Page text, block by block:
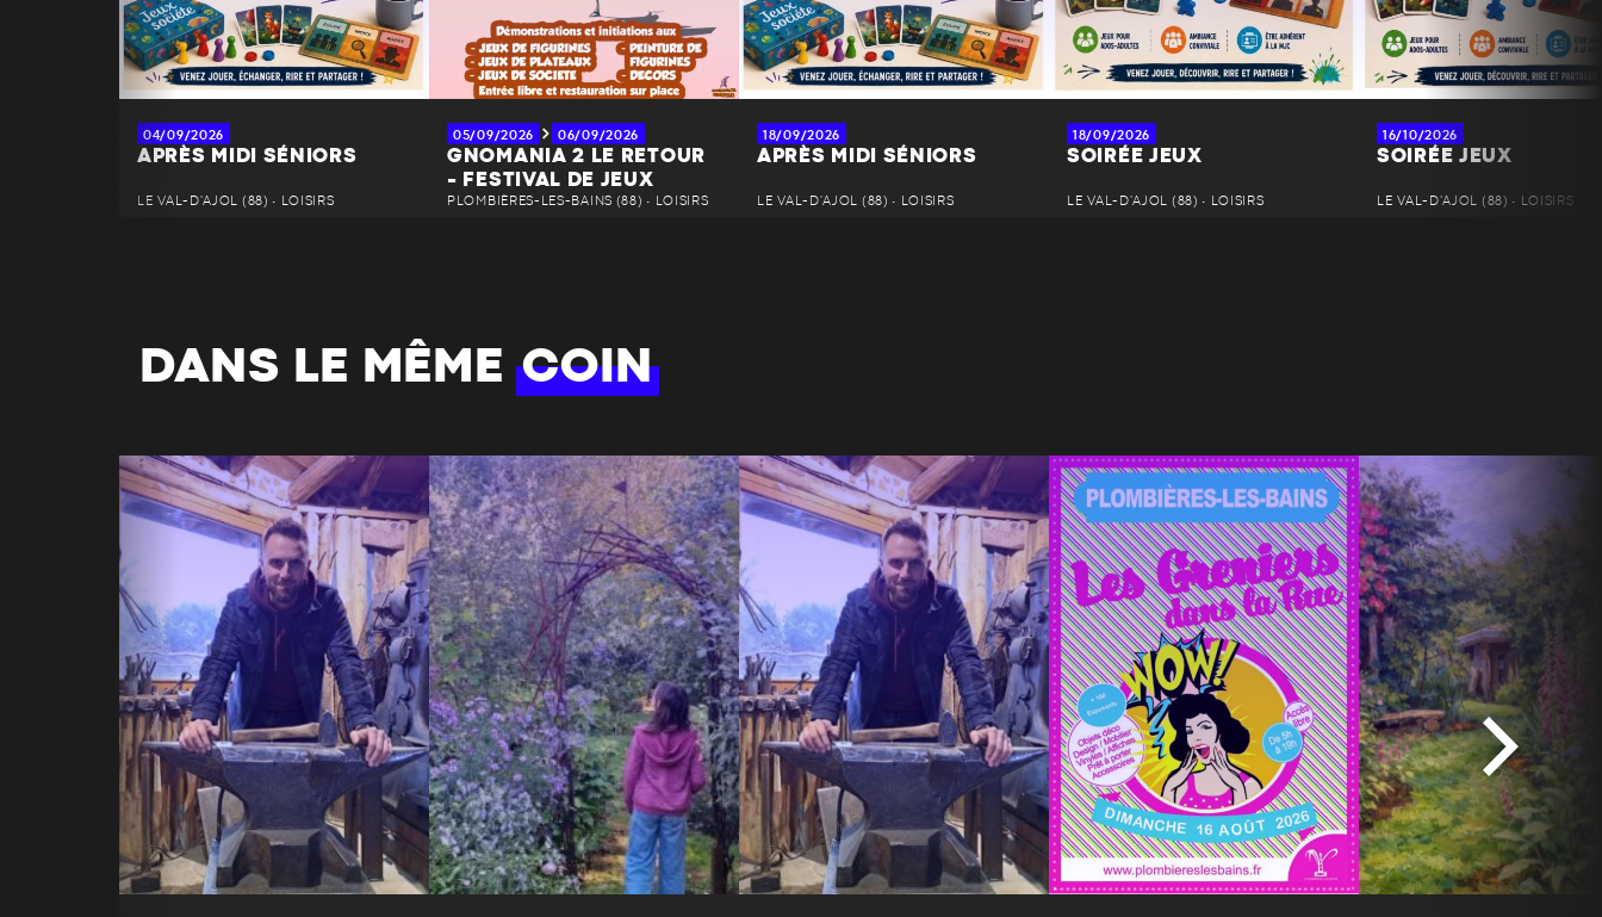
04/09/2026
APRÈS MIDI SÉNIORS
LE VAL-D'AJOL (88) • LOISIRS
05/09/2026 06/09/2026
GNOMANIA 2 LE RETOUR
- FESTIVAL DE JEUX
PLOMBIÈRES-LES-BAINS (88) • LOISIRS
18/09/2026
APRÈS MIDI SÉNIORS
LE VAL-D'AJOL (88) • LOISIRS
18/09/2026
SOIRÉE JEUX
LE VAL-D'AJOL (88) • LOISIRS
16/10/2026
SOIRÉE JEUX
LE VAL-D'AJOL (88) • LOISIRS
DANS LE MÊMECOIN